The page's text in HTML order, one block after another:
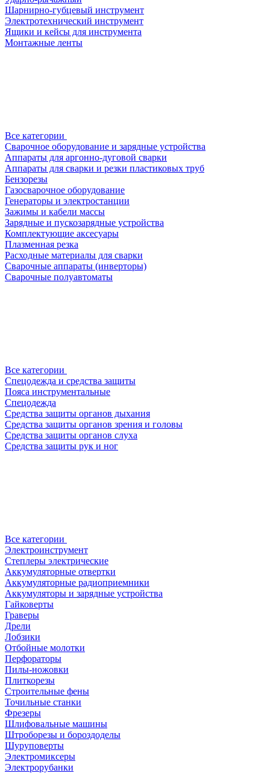
Шарнирно-губцевый инструмент
Электротехнический инструмент
Ящики и кейсы для инструмента
Монтажные ленты
Все категории
Сварочное оборудование и зарядные устройства
Аппараты для аргонно-дуговой сварки
Аппараты для сварки и резки пластиковых труб
Бензорезы
Газосварочное оборудование
Генераторы и электростанции
Зажимы и кабели массы
Зарядные и пускозарядные устройства
Комплектующие аксесуары
Плазменная резка
Расходные материалы для сварки
Сварочные аппараты (инверторы)
Сварочные полуавтоматы
Все категории
Спецодежда и средства защиты
Пояса инструментальные
Спецодежда
Средства защиты органов дыхания
Средства защиты органов зрения и головы
Средства защиты органов слуха
Средства защиты рук и ног
Все категории
Электроинструмент
Степлеры электрические
Аккумуляторные отвертки
Аккумуляторные радиоприемники
Аккумуляторы и зарядные устройства
Гайковерты
Граверы
Дрели
Лобзики
Отбойные молотки
Перфораторы
Пилы-ножовки
Плиткорезы
Строительные фены
Точильные станки
Фрезеры
Шлифовальные машины
Штроборезы и бороздоделы
Шуруповерты
Электромиксеры
Электрорубанки